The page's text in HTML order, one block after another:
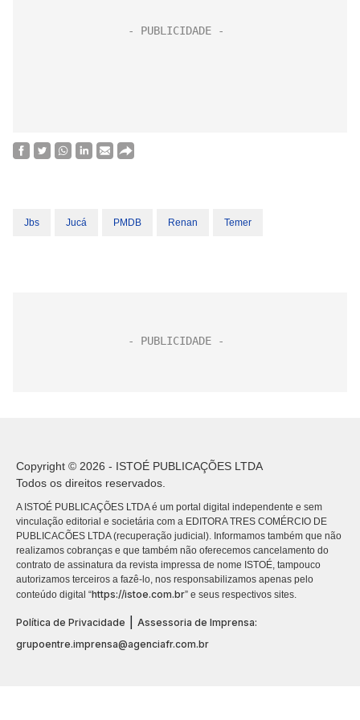
Jbs Jucá PMDB Renan Temer
Copyright © 2026 - ISTOÉ PUBLICAÇÕES LTDA
Todos os direitos reservados.
A ISTOÉ PUBLICAÇÕES LTDA é um portal digital independente e sem
vinculação editorial e societária com a EDITORA TRES COMÉRCIO DE
PUBLICACÕES LTDA (recuperação judicial). Informamos também que não
realizamos cobranças e que também não oferecemos cancelamento do
contrato de assinatura da revista impressa de nome ISTOÉ, tampouco
autorizamos terceiros a fazê-lo, nos responsabilizamos apenas pelo
conteúdo digital “https://istoe.com.br” e seus respectivos sites.
Política de Privacidade
Assessoria de Imprensa:
grupoentre.imprensa@agenciafr.com.br